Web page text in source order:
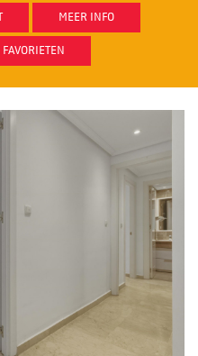
MEER INFO